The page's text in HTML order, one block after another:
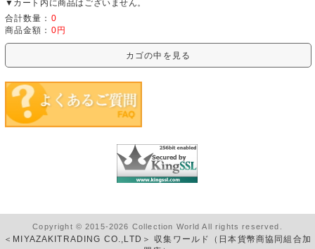
▼カート内に商品はございません。
合計数量： 0
商品金額： 0円
カゴの中を見る
Copyright © 2015-2026 Collection World All rights reserved.
＜MIYAZAKITRADING CO.,LTD＞ 収集ワールド（日本貨幣商協同組合加